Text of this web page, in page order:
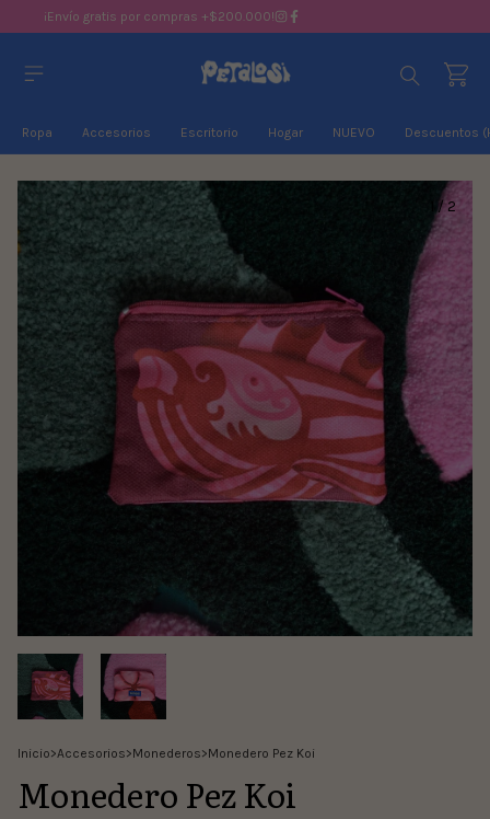
¡Envío gratis por compras +$200.000!
Ropa Accesorios Escritorio Hogar NUEVO Descuentos
/ 2
Inicio>Accesorios>Monederos>Monedero Pez Koi
Monedero Pez Koi